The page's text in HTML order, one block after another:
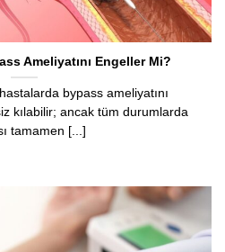
Ameliyatını Engeller Mi?
bypass ameliyatını
kılabilir; ancak tüm durumlarda
tamamen [...]